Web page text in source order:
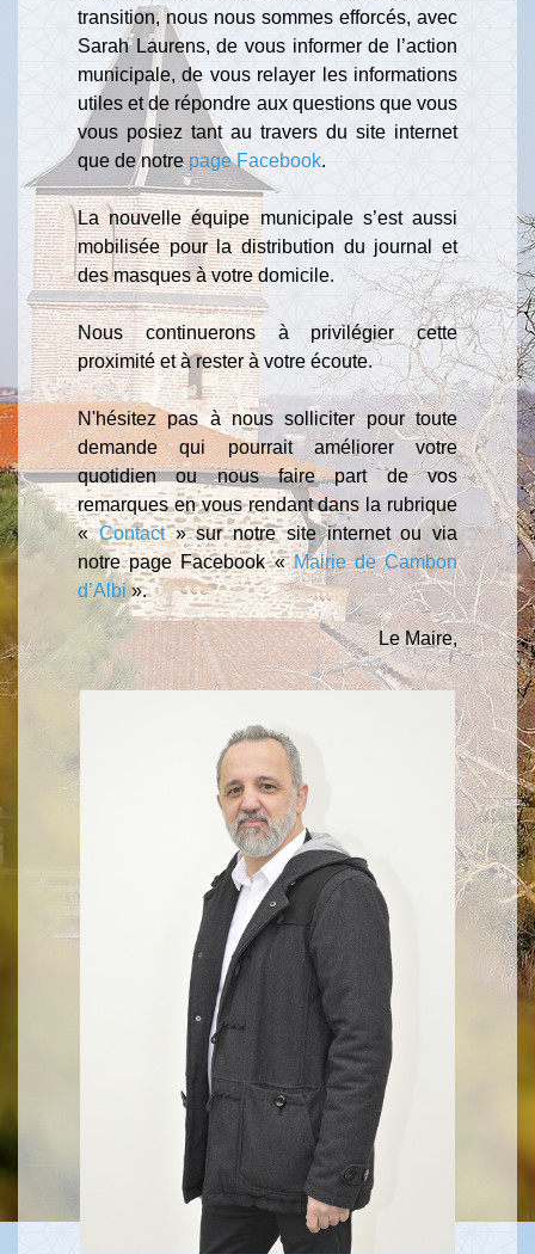
transition, nous nous sommes efforcés, avec
Sarah Laurens, de vous informer de l’action
municipale, de vous relayer les informations
utiles et de répondre aux questions que vous
vous posiez tant au travers du site internet
que de notrepage Facebook.
La nouvelle équipe municipale s’est aussi
mobilisée pour la distribution du journal et
des masques à votre domicile.
Nous continuerons à privilégier cette
proximité et à rester à votre écoute.
N'hésitez pas à nous solliciter pour toute
demande qui pourrait améliorer votre
quotidien ou nous faire part de vos
remarques en vous rendant dans la rubrique
«Contact» sur notre site internet ou via
notre page Facebook «Mairie de Cambon
d’Albi».
Le Maire,